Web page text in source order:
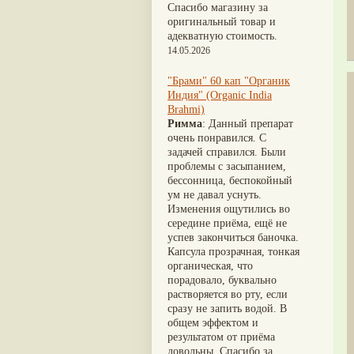
(3)
Аштаваргам
Брихатьяди(3)
Видарьяди(3)
Гуггул
Дханвантарам 101(3)
Дханвантарам тайлам(3)
Кайлаш дживан(3)
Кальянака гритам(3)
Кримикутхар рас(3)
Кунжутное масло (3)
Кутаджа(3)
Кширабала(3)
Лив 52(3)
more...
Шиладжит
(19)
Кориандр
Зира(17)
Крапива индийская(17)
Патола
Холарена - Кутаджа(17)
Шионака(17)
Аджван/Ажгон(16)
Акация катеху(16)
Кальций(16)
Укроп пахучий(16)
Дашамула(15)
Лодхра(14)
Моринга(14)
Перец кубеба(14)
Сахарный тростник
Бхунимба/Андрографис
метельчатый(13)
Гвоздика(13)
Кассия трубчатая(13)
Мезуя железная(13)
Спасибо магазину за
оригинальный товар и
адекватную стоимость.
14.05.2026
"Брами" 60 кап "Органик
Индия" (Organic India
Brahmi)
Римма: Данный препарат
очень понравился. С
задачей справился. Были
проблемы с засыпанием,
бессонница, беспокойный
ум не давал уснуть.
Изменения ощутились во
середине приёма, ещё не
успев закончиться баночка.
Капсула прозрачная, тонкая
органическая, что
порадовало, буквально
растворяется во рту, если
сразу не запить водой. В
общем эффектом и
результатом от приёма
довольны. Спасибо за